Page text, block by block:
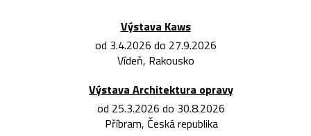
Výstava Kaws
od 3.4.2026 do 27.9.2026
Vídeň, Rakousko
Výstava Architektura opravy
od 25.3.2026 do 30.8.2026
Příbram, Česká republika